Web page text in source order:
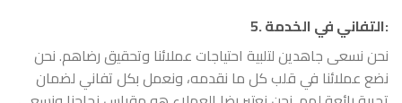
5.التفاني في الخدمة:
نحن نسعى جاهدين لتلبية احتياجات عملائنا وتحقيق رضاهم. نحن
نضع عملائنا في قلب كل ما نقدمه، ونعمل بكل تفاني لضمان